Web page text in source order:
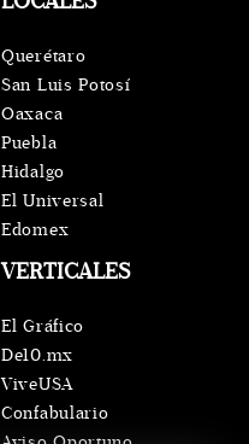
VERTICALES
El Gráfico
De10.mx
ViveUSA
Confabulario
Querétaro
San Luis Potosí
Oaxaca
Puebla
Hidalgo
El Universal
Edomex